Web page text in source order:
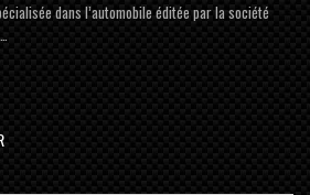
dans l’automobile éditée par la société